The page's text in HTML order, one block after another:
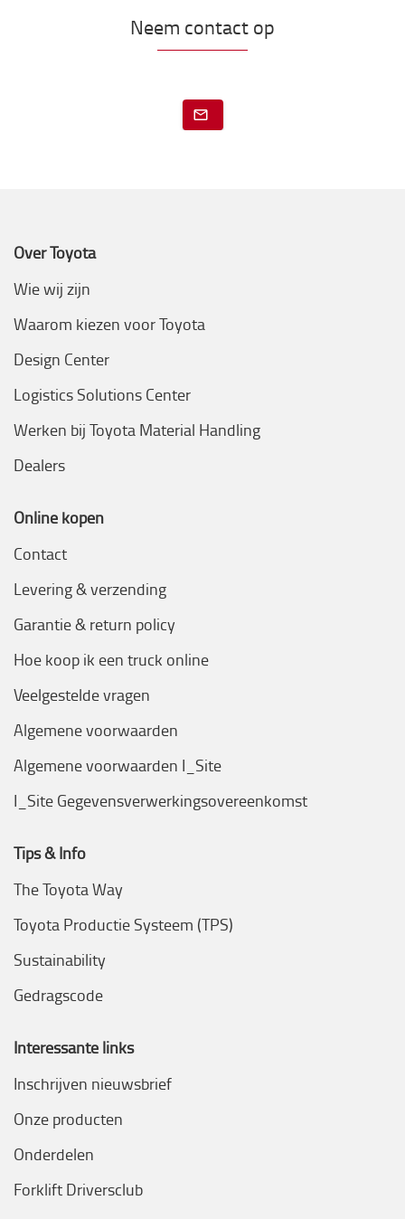
Neem contact op
Over Toyota
Wie wij zijn
Waarom kiezen voor Toyota
Design Center
Logistics Solutions Center
Werken bij Toyota Material Handling
Dealers
Online kopen
Contact
Levering & verzending
Garantie & return policy
Hoe koop ik een truck online
Veelgestelde vragen
Algemene voorwaarden
Algemene voorwaarden I_Site
I_Site Gegevensverwerkingsovereenkomst
Tips & Info
The Toyota Way
Toyota Productie Systeem (TPS)
Sustainability
Gedragscode
Interessante links
Inschrijven nieuwsbrief
Onze producten
Onderdelen
Forklift Driversclub